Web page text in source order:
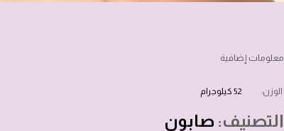
معلومات إضافية
الوزن 52 كيلوجرام
التصنيف: صابون